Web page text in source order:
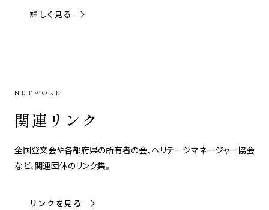
詳しく見る
NETWORK
関連リンク
全国登文会や各都府県の所有者の会、ヘリテージマネージャー協会
など、関連団体のリンク集。
リンクを見る